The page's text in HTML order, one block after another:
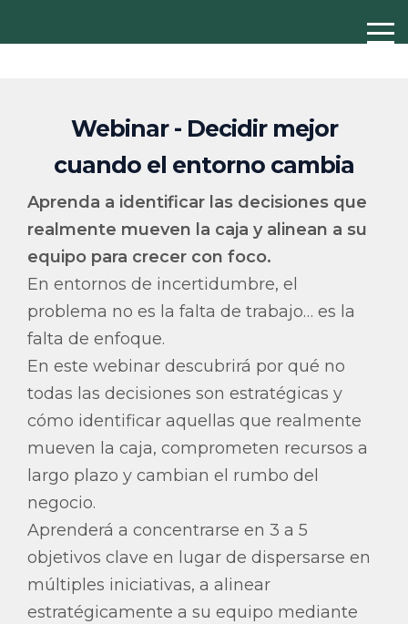
Webinar - Decidir mejor
cuando el entorno cambia
Aprenda a identificar las decisiones que
realmente mueven la caja y alinean a su
equipo para crecer con foco.
En entornos de incertidumbre, el
problema no es la falta de trabajo… es la
falta de enfoque.
En este webinar descubrirá por qué no
todas las decisiones son estratégicas y
cómo identificar aquellas que realmente
mueven la caja, comprometen recursos a
largo plazo y cambian el rumbo del
negocio.
Aprenderá a concentrarse en 3 a 5
objetivos clave en lugar de dispersarse en
múltiples iniciativas, a alinear
estratégicamente a su equipo mediante